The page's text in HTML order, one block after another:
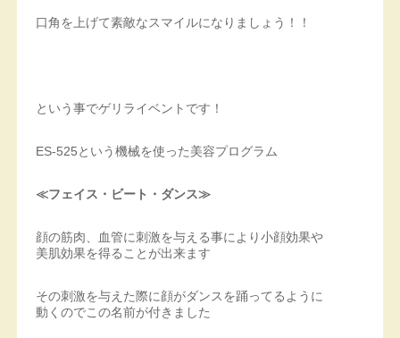
口角を上げて素敵なスマイルになりましょう！！
という事でゲリライベントです！
ES‐525という機械を使った美容プログラム
≪フェイス・ビート・ダンス≫
顔の筋肉、血管に刺激を与える事により小顔効果や
美肌効果を得ることが出来ます
その刺激を与えた際に顔がダンスを踊ってるように
動くのでこの名前が付きました